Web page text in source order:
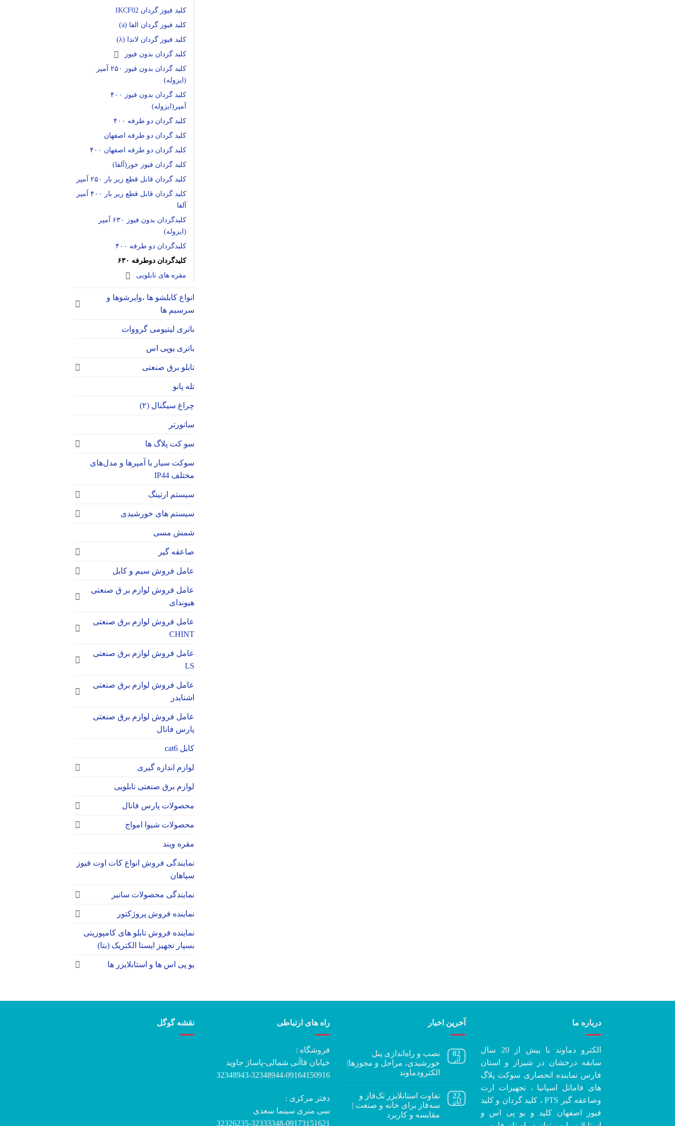
کلید فیوز گردان IKCF02
کلید فیوز گردان الفا (a)
کلید فیوز گردان لاندا (λ)
کلید گردان بدون فیوز
کلید گردان بدون فیوز ۲۵۰ آمپر
(ایزوله)
کلید گردان بدون فیوز ۴۰۰
آمپر(ایزوله)
کلید گردان دو طرفه ۴۰۰
کلید گردان دو طرفه اصفهان
کلید گردان دو طرفه اصفهان ۴۰۰
کلید گردان فیوز خور(آلفا)
کلید گردان قابل قطع زیر بار ۲۵۰ آمپر
کلید گردان قابل قطع زیر بار ۴۰۰ آمپر
آلفا
کلیدگردان بدون فیوز ۶۳۰ آمپر
(ایزوله)
کلیدگردان دو طرفه ۴۰۰
کلیدگردان دوطرفه ۶۳۰
مقره های تابلویی
انواع کابلشو ها ،وایرشوها و
سرسیم ها
باتری لیتیومی گرووات
باتری یوپی اس
تابلو برق صنعتی
تله پانو
چراغ سیگنال (۲)
سانورتر
سو کت پلاگ ها
سوکت‌ سیار با آمپرها و مدل‌های
مختلف IP44
سیستم ارتینگ
سیستم های خورشیدی
شمش مسی
صاعقه گیر
عامل فروش سیم و کابل
عامل فروش لوازم بر ق صنعتی
هیوندای
عامل فروش لوازم برق صنعتی
CHINT
عامل فروش لوازم برق صنعتی
LS
عامل فروش لوازم برق صنعتی
اشنایدر
عامل فروش لوازم برق صنعتی
پارس فانال
کابل cat6
لوازم اندازه گیری
لوازم برق صنعتی تابلویی
محصولات پارس فانال
محصولات شیوا امواج
مقره ویند
نمایندگی فروش انواع کات اوت فیوز
سپاهان
نمایندگی محصولات سانیر
نماینده فروش پروژکتور
نماینده فروش تابلو های کامپوزیتی
بسپار تجهیز ایستا الکتریک (بتا)
یو پی اس ها و استابلایزر ها
درباره ما
الکترو دماوند با بیش از 20 سال
سابقه درخشان در شیراز و استان
فارس نماینده انحصاری سوکت پلاگ
های فاماتل اسپانیا ، تجهیزات ارت
وصاعقه گیر PTS ، کلید گردان و کلید
فیوز اصفهان کلید و یو پی اس و
آخرین اخبار
02
آذر
نصب و راه‌اندازی پنل
خورشیدی، مراحل و مجوزها|
الکترودماوند
22
آبان
تفاوت استابلایزر تک‌فاز و
سه‌فاز برای خانه و صنعت |
مقایسه و کاربرد
راه های ارتباطی
فروشگاه :
خیابان قاآنی شمالی-پاساژ جاوید
32348943-32348944-09164150916
دفتر مرکزی :
سی متری سینما سعدی
32326235-32333348-09173151621
نقشه گوگل